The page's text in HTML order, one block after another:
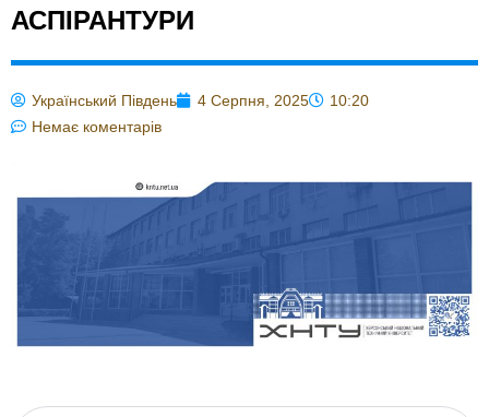
АСПІРАНТУРИ
Український Південь 4 Серпня, 2025
10:20
Немає коментарів